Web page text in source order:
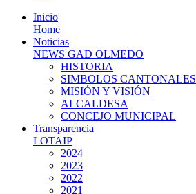
Inicio
Home
Noticias
NEWS GAD OLMEDO
HISTORIA
SIMBOLOS CANTONALES
MISIÓN Y VISIÓN
ALCALDESA
CONCEJO MUNICIPAL
Transparencia
LOTAIP
2024
2023
2022
2021